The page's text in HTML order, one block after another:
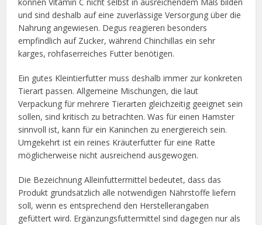
und sind deshalb auf eine zuverlässige Versorgung über die
Nahrung angewiesen. Degus reagieren besonders
empfindlich auf Zucker, während Chinchillas ein sehr
karges, rohfaserreiches Futter benötigen.
Ein gutes Kleintierfutter muss deshalb immer zur konkreten
Tierart passen. Allgemeine Mischungen, die laut
Verpackung für mehrere Tierarten gleichzeitig geeignet sein
sollen, sind kritisch zu betrachten. Was für einen Hamster
sinnvoll ist, kann für ein Kaninchen zu energiereich sein.
Umgekehrt ist ein reines Kräuterfutter für eine Ratte
möglicherweise nicht ausreichend ausgewogen.
Die Bezeichnung Alleinfuttermittel bedeutet, dass das
Produkt grundsätzlich alle notwendigen Nährstoffe liefern
soll, wenn es entsprechend den Herstellerangaben
gefüttert wird. Ergänzungsfuttermittel sind dagegen nur als